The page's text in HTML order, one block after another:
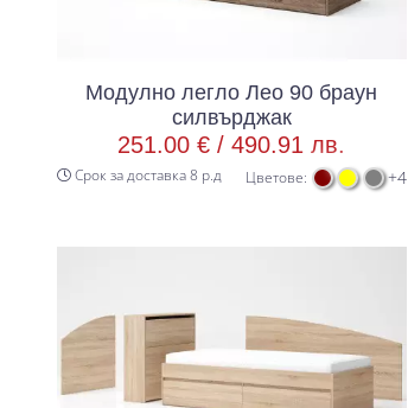
Модулно легло Лео 90 браун
силвърджак
251.00 € /490.91 лв.
Срок за доставка 8 р.д Цветове: +4